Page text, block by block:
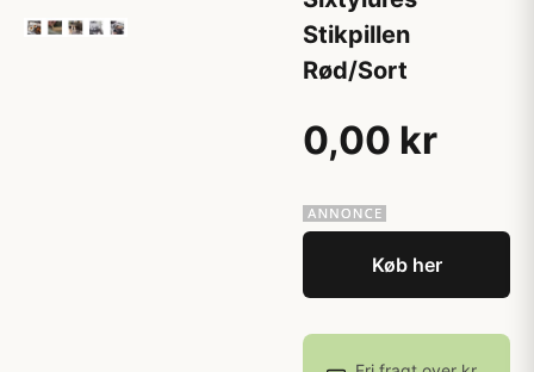
Stikpillen
Rød/Sort
0,00 kr
Køb her